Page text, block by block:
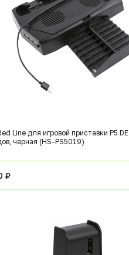
Line для игровой приставки P5 DE
черная (HS-PS5019)
₽